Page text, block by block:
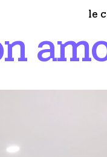
le